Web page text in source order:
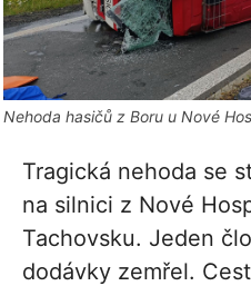
Nehoda hasičů z Boru u Nové
Tragická nehoda se
na silnici z Nové
Tachovsku. Jeden
dodávky zemřel.